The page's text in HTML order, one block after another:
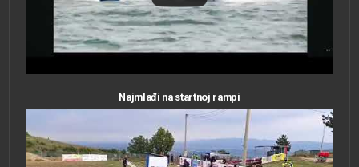
Najmlađi na startnoj rampi